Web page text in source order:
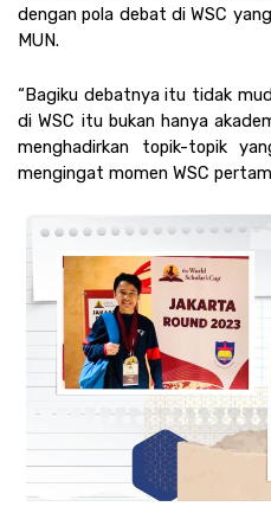
dengan pola debat di WSC
MUN.
“Bagiku debatnya itu tidak
di WSC itu bukan hanya
menghadirkan topik-topik
mengingat momen WSC